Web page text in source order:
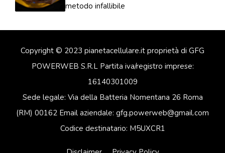
metodo infallibile
Copyright © 2023 pianetacellulare.it proprietà di GFG
POWERWEB S.R.L Partita iva/registro imprese:
16140301009
Sede legale: Via della Batteria Nomentana 26 Roma
(RM) 00162 Email aziendale: gfg.powerweb@gmail.com
Codice destinatario: M5UXCR1